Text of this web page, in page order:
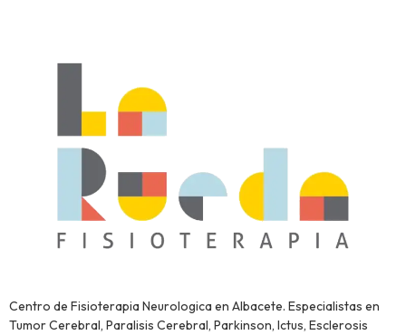
Centro de Fisioterapia Neurologica en Albacete. Especialistas en
Tumor Cerebral, Paralisis Cerebral, Parkinson, Ictus, Esclerosis